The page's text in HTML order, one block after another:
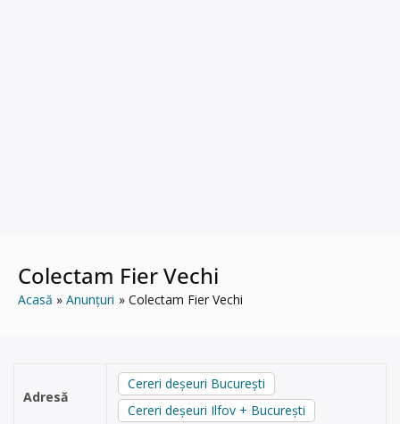
Colectam Fier Vechi
Acasă Anunțuri Colectam Fier Vechi
Adresă
Cereri deșeuri București
Cereri deșeuri Ilfov + București